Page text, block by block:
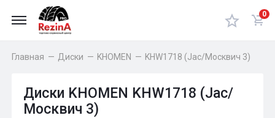
0
Главная — Диски — KHOMEN — KHW1718 (Jac/Москвич 3)
Диски KHOMEN KHW1718 (Jac/
Москвич 3)